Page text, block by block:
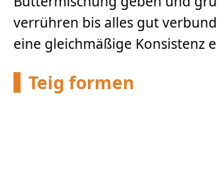
verrühren bis alles gut
eine gleichmäßige Konsistenz
Teig formen